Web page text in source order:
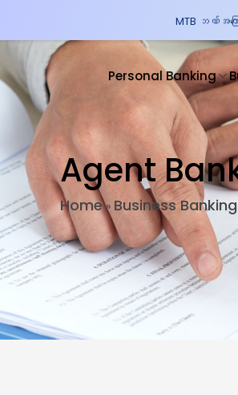
MTB ဘဏ်အကြေ
Personal Banking
Agent
Home» Business Banking